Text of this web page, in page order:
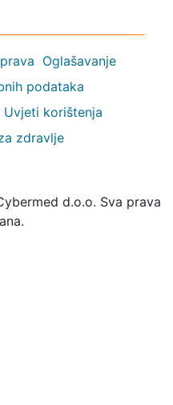
Oglašavanje
podataka
Uvjeti korištenja
zdravlje
d.o.o. Sva prava